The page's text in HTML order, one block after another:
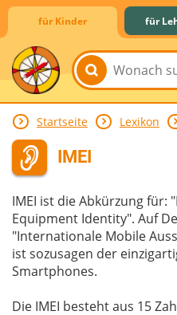
für Kinder für
Lernen &
Hobby &
Spiel & Spaß
Mitreden &
Startseite Lexikon
IMEI
IMEI ist die Abkürzung für:
Equipment Identity". Auf
"Internationale Mobile
ist sozusagen der
Smartphones.
Die IMEI besteht aus 15